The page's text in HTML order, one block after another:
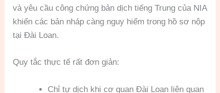
và yêu cầu công chứng bản dịch tiếng Trung của NIA
khiến các bản nháp càng nguy hiểm trong hồ sơ nộp
tại Đài Loan.
Quy tắc thực tế rất đơn giản:
Chỉ tự dịch khi cơ quan Đài Loan liên quan